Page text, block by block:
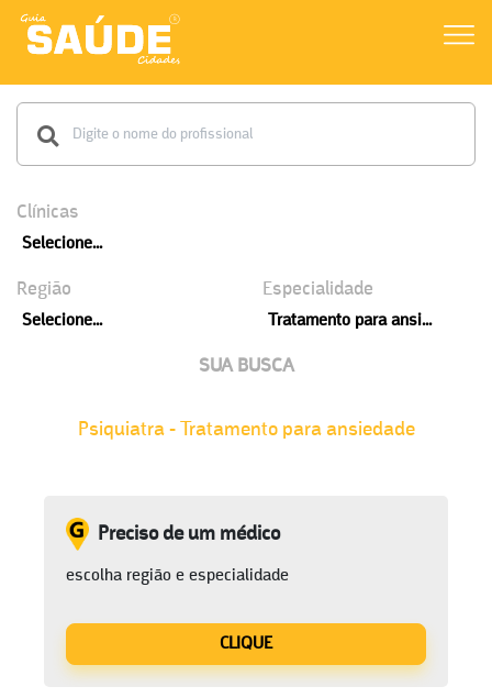
Clínicas
Selecione...
Região
Selecione...
Especialidade
Tratamento para ansi...
SUA BUSCA
Psiquiatra - Tratamento para ansiedade
Preciso de um médico
escolha região e especialidade
CLIQUE